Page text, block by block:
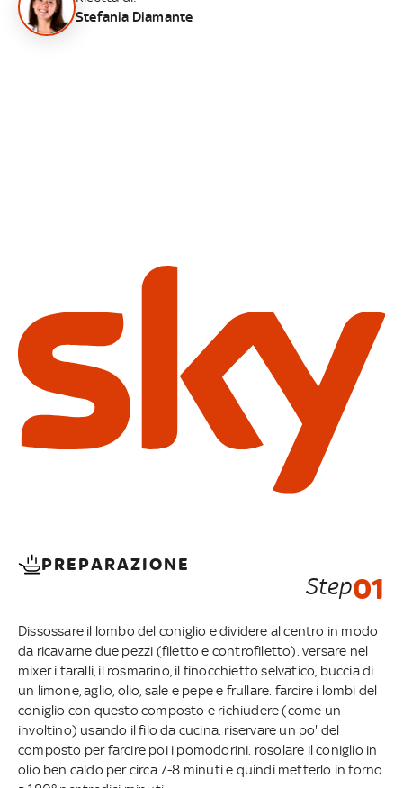
Stefania Diamante
PREPARAZIONE
Step01
Dissossare il lombo del coniglio e dividere al centro in modo
da ricavarne due pezzi (filetto e controfiletto). versare nel
mixer i taralli, il rosmarino, il finocchietto selvatico, buccia di
un limone, aglio, olio, sale e pepe e frullare. farcire i lombi del
coniglio con questo composto e richiudere (come un
involtino) usando il filo da cucina. riservare un po' del
composto per farcire poi i pomodorini. rosolare il coniglio in
olio ben caldo per circa 7-8 minuti e quindi metterlo in forno